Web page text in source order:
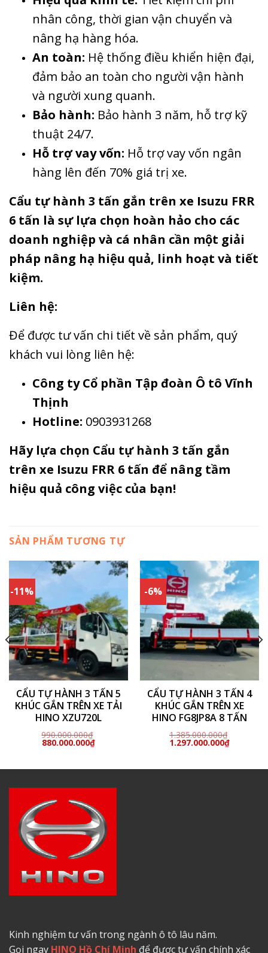
nhân công, thời gian vận chuyển và
nâng hạ hàng hóa.
An toàn: Hệ thống điều khiển hiện đại,
đảm bảo an toàn cho người vận hành
và người xung quanh.
Bảo hành: Bảo hành 3 năm, hỗ trợ kỹ
thuật 24/7.
Hỗ trợ vay vốn: Hỗ trợ vay vốn ngân
hàng lên đến 70% giá trị xe.
Cẩu tự hành 3 tấn gắn trên xe Isuzu FRR
6 tấn là sự lựa chọn hoàn hảo cho các
doanh nghiệp và cá nhân cần một giải
pháp nâng hạ hiệu quả, linh hoạt và tiết
kiệm.
Liên hệ:
Để được tư vấn chi tiết về sản phẩm, quý
khách vui lòng liên hệ:
Công ty Cổ phần Tập đoàn Ô tô Vĩnh
Thịnh
Hotline: 0903931268
Hãy lựa chọn Cẩu tự hành 3 tấn gắn
trên xe Isuzu FRR 6 tấn để nâng tầm
hiệu quả công việc của bạn!
SẢN PHẨM TƯƠNG TỰ
-11%
CẨU TỰ HÀNH 3 TẤN 5
KHÚC GẮN TRÊN XE TẢI
HINO XZU720L
990.000.000₫
Giá
gốc
880.000.000₫Giá
880.000.000₫.
-6%
CẨU TỰ HÀNH 3 TẤN 4
KHÚC GẮN TRÊN XE
HINO FG8JP8A 8 TẤN
1.385.000.000₫
Giá
gốc
1.297.000.000₫Giá
Kinh nghiệm tư vấn trong ngành ô tô lâu năm.
Gọi ngay HINO Hồ Chí Minh để được tư vấn chính xác